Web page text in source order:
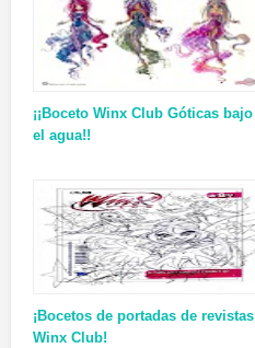
¡¡Boceto Winx Club Góticas bajo
el agua!!
¡Bocetos de portadas de revistas
Winx Club!